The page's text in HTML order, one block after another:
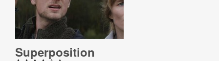
Su­per­pos­i­tion